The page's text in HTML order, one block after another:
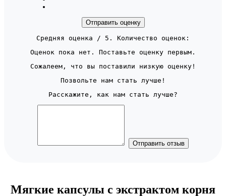
Отправить оценку
Средняя оценка
/ 5. Количество оценок:
Оценок пока нет. Поставьте оценку первым.
Сожалеем, что вы поставили низкую оценку!
Позвольте нам стать лучше!
Расскажите, как нам стать лучше?
Отправить отзыв
Мягкие капсулы с экстрактом корня